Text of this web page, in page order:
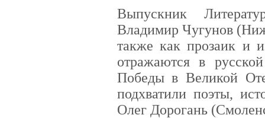
Выпускник
Владимир Чугунов
также как прозаик и
отражаются в
Победы в Великой
подхватили поэты,
Олег Дорогань